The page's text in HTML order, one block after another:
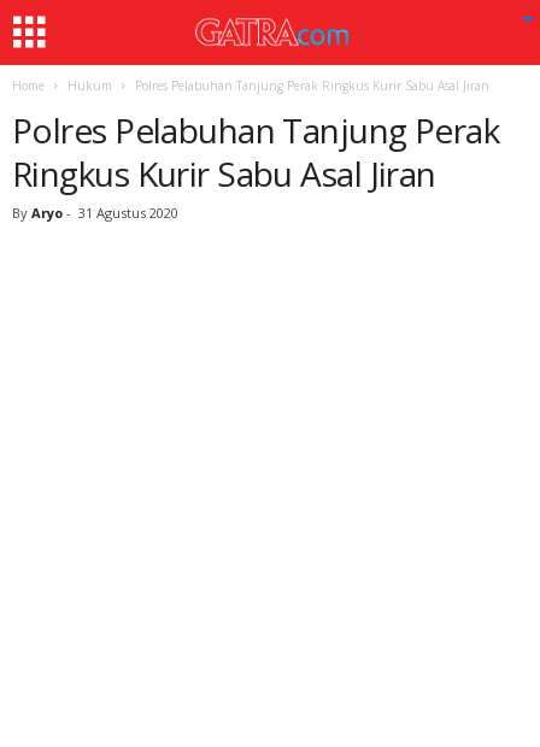
Home Hukum Polres Pelabuhan Tanjung Perak Ringkus Kurir Sabu Asal Jiran
Polres Pelabuhan Tanjung Perak
Ringkus Kurir Sabu Asal Jiran
By Aryo - 31 Agustus 2020